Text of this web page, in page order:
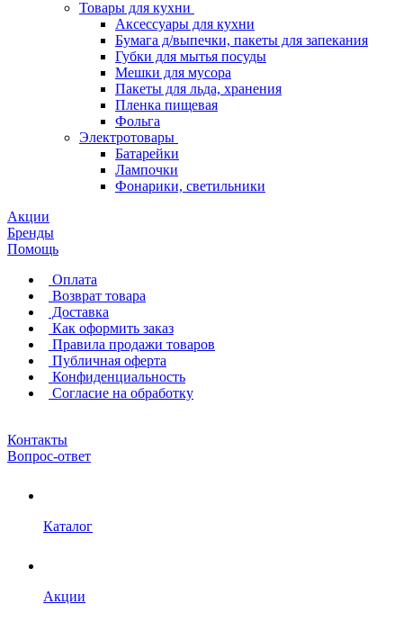
Товары для кухни
Аксессуары для кухни
Бумага д/выпечки, пакеты для запекания
Губки для мытья посуды
Мешки для мусора
Пакеты для льда, хранения
Пленка пищевая
Фольга
Электротовары
Батарейки
Лампочки
Фонарики, светильники
Акции
Бренды
Помощь
Оплата
Возврат товара
Доставка
Как оформить заказ
Правила продажи товаров
Публичная оферта
Конфиденциальность
Согласие на обработку
Контакты
Вопрос-ответ
Каталог
Акции